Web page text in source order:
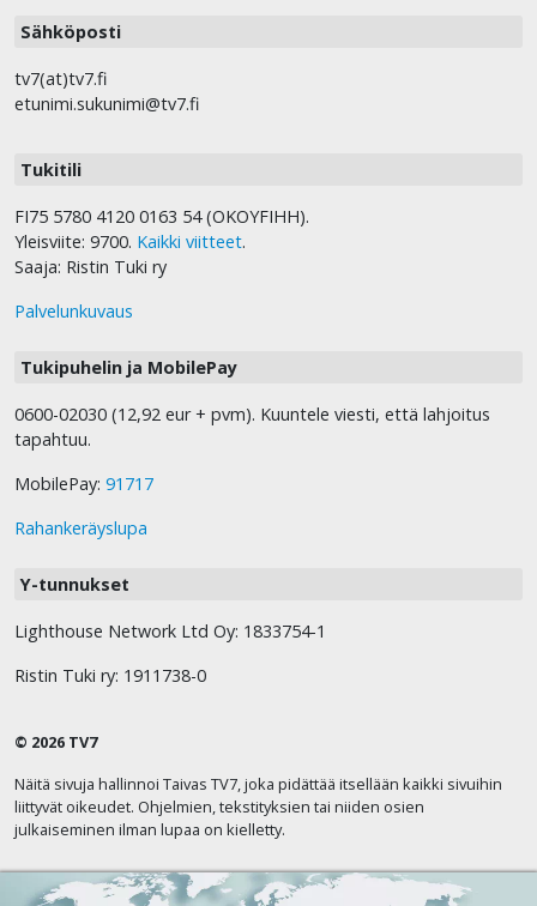
Sähköposti
tv7(at)tv7.fi
etunimi.sukunimi@tv7.fi
Tukitili
FI75 5780 4120 0163 54 (OKOYFIHH).
Yleisviite: 9700. Kaikki viitteet.
Saaja: Ristin Tuki ry
Palvelunkuvaus
Tukipuhelin ja MobilePay
0600-02030 (12,92 eur + pvm). Kuuntele viesti, että lahjoitus
tapahtuu.
MobilePay: 91717
Rahankeräyslupa
Y-tunnukset
Lighthouse Network Ltd Oy: 1833754-1
Ristin Tuki ry: 1911738-0
© 2026 TV7
Näitä sivuja hallinnoi Taivas TV7, joka pidättää itsellään kaikki sivuihin
liittyvät oikeudet. Ohjelmien, tekstityksien tai niiden osien
julkaiseminen ilman lupaa on kielletty.